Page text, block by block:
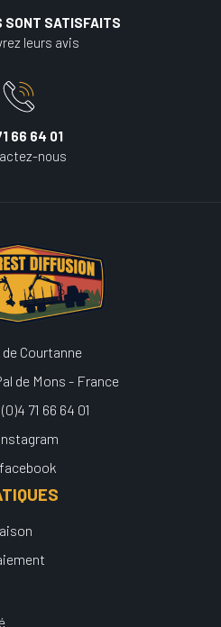
SONT SATISFAITS
leurs avis
66 64 01
nous
Courtanne
de Mons - France
71 66 64 01
facebook